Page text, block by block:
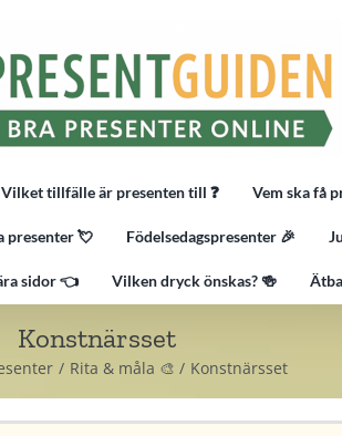
Vilket tillfälle är presenten till ❓ Vem ska få
presenter 💘 Födelsedagspresenter 🎉
sidor 👈 Vilken dryck önskas? 🍻
Konstnärsset
Rita & måla 🎨 Konstnärsset